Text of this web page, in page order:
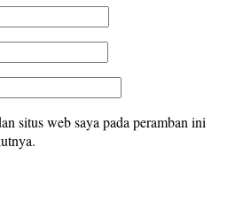
situs web saya pada peramban ini